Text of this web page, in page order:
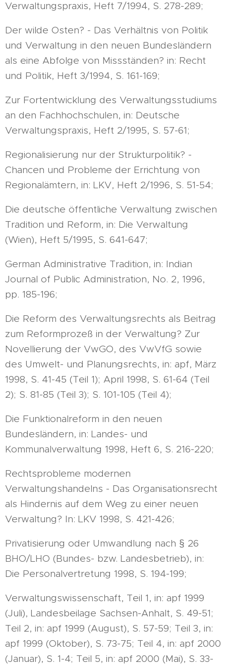
Verwaltungspraxis, Heft 7/1994, S. 278-289;
Der wilde Osten? - Das Verhältnis von Politik
und Verwaltung in den neuen Bundesländern
als eine Abfolge von Missständen? in: Recht
und Politik, Heft 3/1994, S. 161-169;
Zur Fortentwicklung des Verwaltungsstudiums
an den Fachhochschulen, in: Deutsche
Verwaltungspraxis, Heft 2/1995, S. 57-61;
Regionalisierung nur der Strukturpolitik? -
Chancen und Probleme der Errichtung von
Regionalämtern, in: LKV, Heft 2/1996, S. 51-54;
Die deutsche öffentliche Verwaltung zwischen
Tradition und Reform, in: Die Verwaltung
(Wien), Heft 5/1995, S. 641-647;
German Administrative Tradition, in: Indian
Journal of Public Administration, No. 2, 1996,
pp. 185-196;
Die Reform des Verwaltungsrechts als Beitrag
zum Reformprozeß in der Verwaltung? Zur
Novellierung der VwGO, des VwVfG sowie
des Umwelt- und Planungsrechts, in: apf, März
1998, S. 41-45 (Teil 1); April 1998, S. 61-64 (Teil
2); S. 81-85 (Teil 3); S. 101-105 (Teil 4);
Die Funktionalreform in den neuen
Bundesländern, in: Landes- und
Kommunalverwaltung 1998, Heft 6, S. 216-220;
Rechtsprobleme modernen
Verwaltungshandelns - Das Organisationsrecht
als Hindernis auf dem Weg zu einer neuen
Verwaltung? In: LKV 1998, S. 421-426;
Privatisierung oder Umwandlung nach § 26
BHO/LHO (Bundes- bzw. Landesbetrieb), in:
Die Personalvertretung 1998, S. 194-199;
Verwaltungswissenschaft, Teil 1, in: apf 1999
(Juli), Landesbeilage Sachsen-Anhalt, S. 49-51;
Teil 2, in: apf 1999 (August), S. 57-59; Teil 3, in:
apf 1999 (Oktober), S. 73-75; Teil 4, in: apf 2000
(Januar), S. 1-4; Teil 5, in: apf 2000 (Mai), S. 33-